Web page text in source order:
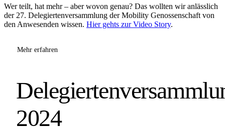
Wer teilt, hat mehr – aber wovon genau? Das wollten wir anlässlich
der 27. Delegiertenversammlung der Mobility Genossenschaft von
den Anwesenden wissen. Hier gehts zur Video Story.
Mehr erfahren
2024